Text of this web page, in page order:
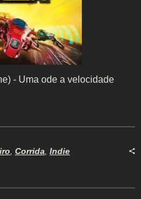
- Uma ode a velocidade
Corrida Indie